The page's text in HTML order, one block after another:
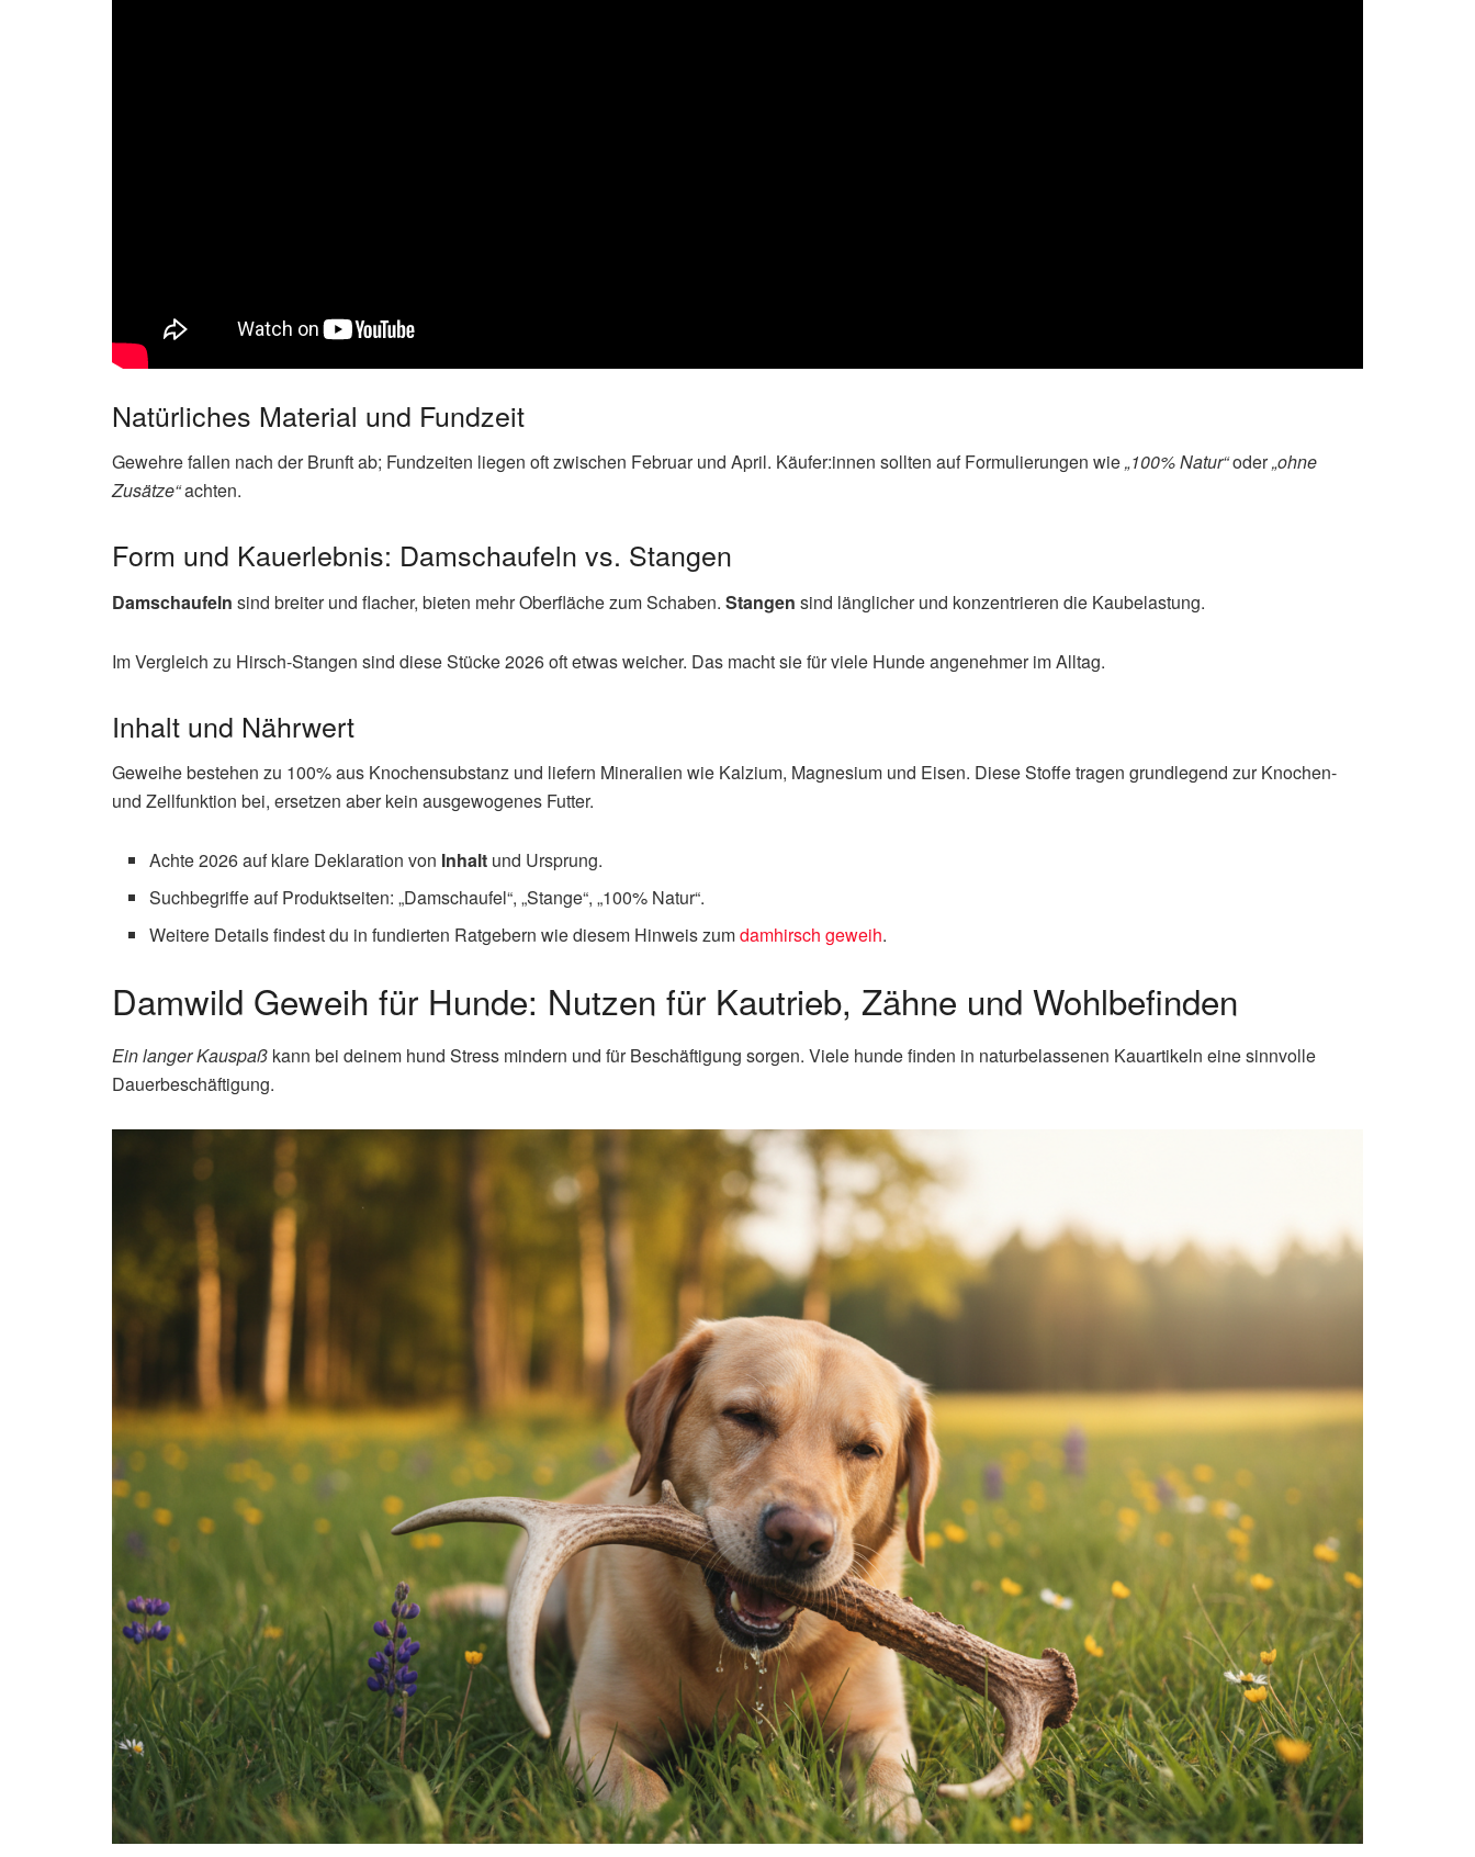
Natürliches Material und Fundzeit
Gewehre fallen nach der Brunft ab; Fundzeiten liegen oft zwischen Februar und April. Käufer:innen sollten auf Formulierungen wie„100% Natur“oder„ohne
Zusätze“achten.
Form und Kauerlebnis: Damschaufeln vs. Stangen
Damschaufeln sind breiter und flacher, bieten mehr Oberfläche zum Schaben. Stangen sind länglicher und konzentrieren die Kaubelastung.
Im Vergleich zu Hirsch-Stangen sind diese Stücke 2026 oft etwas weicher. Das macht sie für viele Hunde angenehmer im Alltag.
Inhalt und Nährwert
Geweihe bestehen zu 100% aus Knochensubstanz und liefern Mineralien wie Kalzium, Magnesium und Eisen. Diese Stoffe tragen grundlegend zur Knochen-
und Zellfunktion bei, ersetzen aber kein ausgewogenes Futter.
Achte 2026 auf klare Deklaration von Inhalt und Ursprung.
Suchbegriffe auf Produktseiten: „Damschaufel“, „Stange“, „100% Natur“.
Weitere Details findest du in fundierten Ratgebern wie diesem Hinweis zumdamhirsch geweih.
Damwild Geweih für Hunde: Nutzen für Kautrieb, Zähne und Wohlbefinden
Ein langer Kauspaß kann bei deinem hund Stress mindern und für Beschäftigung sorgen. Viele hunde finden in naturbelassenen Kauartikeln eine sinnvolle
Dauerbeschäftigung.